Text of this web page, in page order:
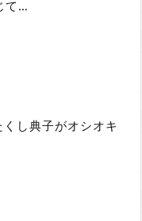
て…
し典子がオシオキ